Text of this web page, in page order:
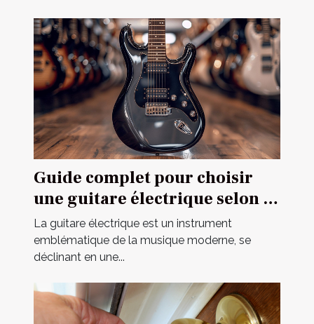
Guide complet pour choisir
une guitare électrique selon sa
construction
La guitare électrique est un instrument
emblématique de la musique moderne, se
déclinant en une...